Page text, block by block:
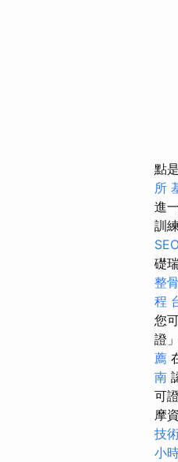
點
所
進
訓
礎
整
程
您
證
薦
南
可
摩
技
小